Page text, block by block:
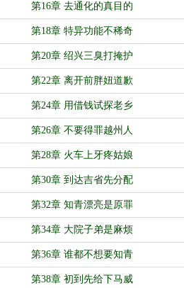
第16章 去通化的真目的
第18章 特异功能不稀奇
第20章 绍兴三臭打掩护
第22章 离开前胖妞道歉
第24章 用借钱试探老乡
第26章 不要得罪越州人
第28章 火车上牙疼姑娘
第30章 到达吉省先分配
第32章 知青漂亮是原罪
第34章 大院子弟是麻烦
第36章 谁都不想要知青
第38章 初到先给下马威